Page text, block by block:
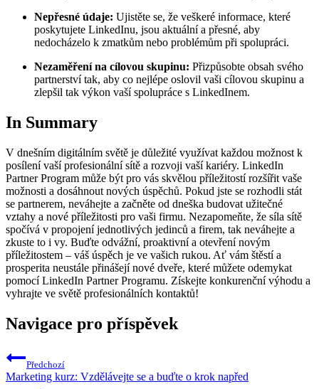
Nepřesné údaje: Ujistěte se, že veškeré informace, které
poskytujete LinkedInu, jsou aktuální a přesné, aby
nedocházelo k zmatkům nebo problémům při spolupráci.
Nezaměření na cílovou skupinu: Přizpůsobte obsah svého
partnerství tak, aby co nejlépe oslovil vaši cílovou skupinu a
zlepšil tak výkon vaší spolupráce s LinkedInem.
In Summary
V dnešním digitálním světě je důležité využívat každou možnost k
posílení vaší profesionální sítě a rozvoji vaší kariéry. LinkedIn
Partner Program může být pro vás skvělou příležitostí rozšířit vaše
možnosti a dosáhnout nových úspěchů. Pokud jste se rozhodli stát
se partnerem, neváhejte a začněte od dneška budovat užitečné
vztahy a nové příležitosti pro vaši firmu. Nezapomeňte, že síla sítě
spočívá v propojení jednotlivých jedinců a firem, tak neváhejte a
zkuste to i vy. Buďte odvážní, proaktivní a otevření novým
příležitostem – váš úspěch je ve vašich rukou. Ať vám štěstí a
prosperita neustále přinášejí nové dveře, které můžete odemykat
pomocí LinkedIn Partner Programu. Získejte konkurenční výhodu a
vyhrajte ve světě profesionálních kontaktů!
Navigace pro příspěvek
Předchozí
Marketing kurz: Vzdělávejte se a buďte o krok napřed